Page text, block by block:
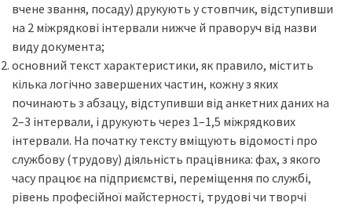
вчене звання, посаду) друкують у стовпчик, відступивши
на 2 міжрядкові інтервали нижче й праворуч від назви
виду документа;
основний текст характеристики, як правило, містить
кілька логічно завершених частин, кожну з яких
починають з абзацу, відступивши від анкетних даних на
2–3 інтервали, і друкують через 1–1,5 міжрядкових
інтервали. На початку тексту вміщують відомості про
службову (трудову) діяльність працівника: фах, з якого
часу працює на підприємстві, переміщення по службі,
рівень професійної майстерності, трудові чи творчі